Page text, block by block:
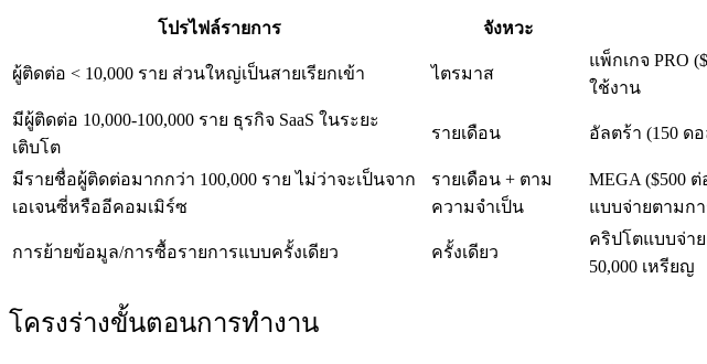
โปรไฟล์รายการ จังหวะ
ผู้ติดต่อ < 10,000 ราย ส่วนใหญ่เป็นสายเรียกเข้า ไตรมาส
แพ็กเกจ PRO
ใช้งาน
มีผู้ติดต่อ 10,000-100,000 ราย ธุรกิจ SaaS ในระยะ
เติบโต
รายเดือน อัลตร้า (150 ด
มีรายชื่อผู้ติดต่อมากกว่า 100,000 ราย ไม่ว่าจะเป็นจาก
เอเจนซี่หรืออีคอมเมิร์ซ
รายเดือน + ตาม
ความจำเป็น
MEGA ($500
แบบจ่ายตามก
การย้ายข้อมูล/การซื้อรายการแบบครั้งเดียว ครั้งเดียว
คริปโตแบบจ่า
50,000 เหรียญ
โครงร่างขั้นตอนการทำงาน